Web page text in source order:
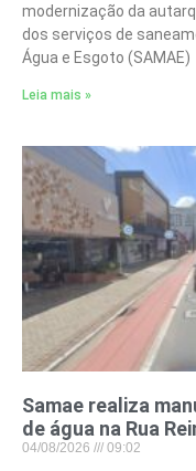
modernização da
dos serviços de
Água e Esgoto (SAMAE)
Leia mais »
Samae realiza
de água na Rua
04/08/2026 09:02